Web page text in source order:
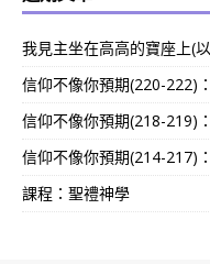
我見主坐在高高的寶座上(
信仰不像你預期(220-222)
信仰不像你預期(218-219)
信仰不像你預期(214-217)
課程：聖禮神學